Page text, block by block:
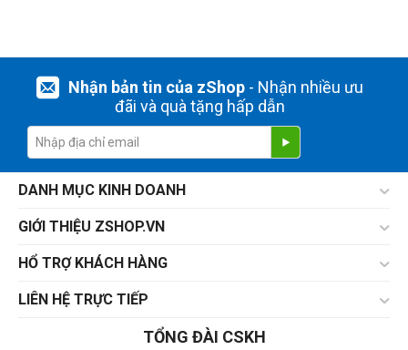
Nhận bản tin của zShop- Nhận nhiều ưu
đãi và quà tặng hấp dẫn
DANH MỤC KINH DOANH
GIỚI THIỆU ZSHOP.VN
HỔ TRỢ KHÁCH HÀNG
LIÊN HỆ TRỰC TIẾP
TỔNG ĐÀI CSKH